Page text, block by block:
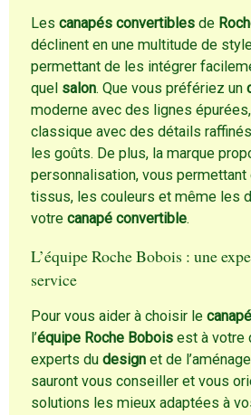
Lescanapés convertibles de
déclinent en une multitude de
permettant de les intégrer
quel salon. Que vous préfériez un
moderne avec des lignes
classique avec des détails
les goûts. De plus, la marque
personnalisation, vous
tissus, les couleurs et même les
votrecanapé convertible.
L’équipe Roche Bobois : une
service
Pour vous aider à choisir le
l’équipe Roche Bobois est à votre
experts dudesign et de
sauront vous conseiller et vous
solutions les mieux adaptées à